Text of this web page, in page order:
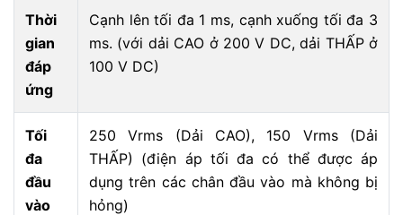
Thời
gian
đáp
ứng
Cạnh lên tối đa 1 ms, cạnh xuống tối đa 3
ms. (với dải CAO ở 200 V DC, dải THẤP ở
100 V DC)
Tối
đa
đầu
vào
250 Vrms (Dải CAO), 150 Vrms (Dải
THẤP) (điện áp tối đa có thể được áp
dụng trên các chân đầu vào mà không bị
hỏng)